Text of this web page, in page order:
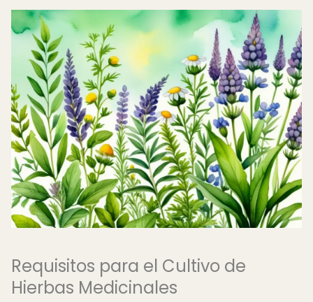
Requisitos para el Cultivo de
Hierbas Medicinales